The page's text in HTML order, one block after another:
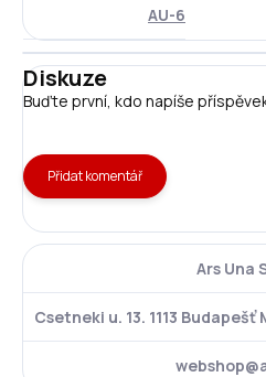
AU-6
Diskuze
Buďte první, kdo napíše
Přidat komentář
Ars Una
Csetneki u. 13. 1113 Budapešť